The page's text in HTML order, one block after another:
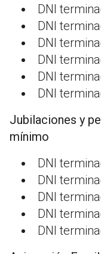
DNI
DNI
DNI
DNI
DNI
DNI
Jubilaciones y
mínimo
DNI
DNI
DNI
DNI
DNI